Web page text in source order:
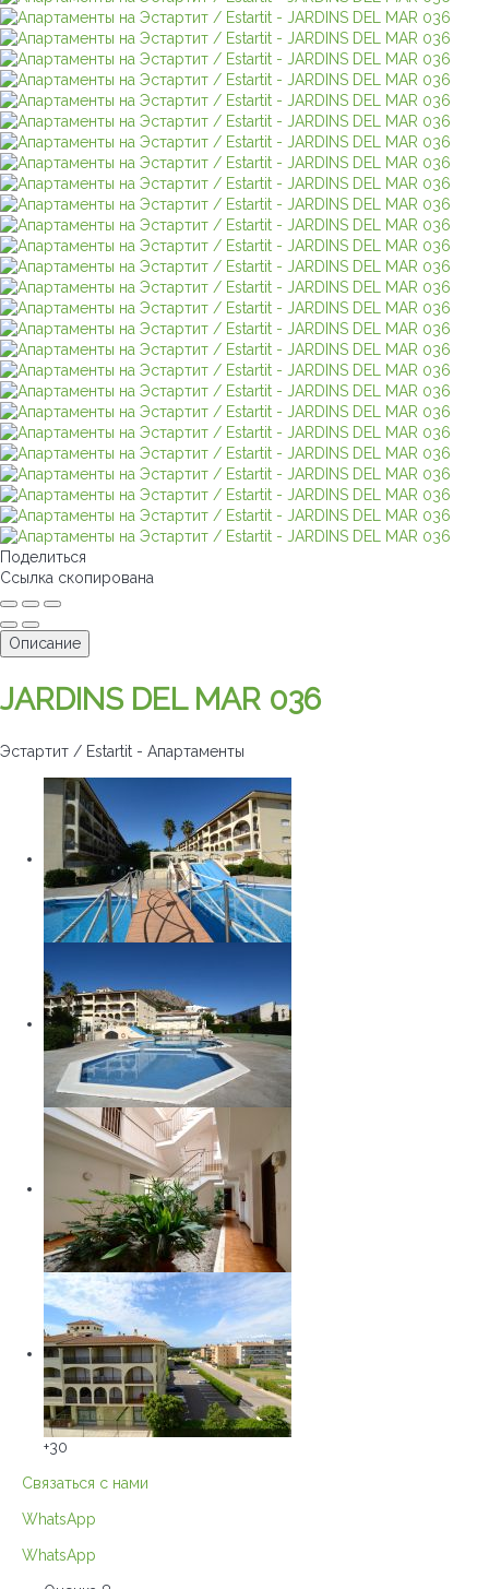
Поделиться
Ссылка скопирована
Описание
JARDINS DEL MAR 036
Эстартит / Estartit - Апартаменты
+30
Связаться с нами
WhatsApp
WhatsApp